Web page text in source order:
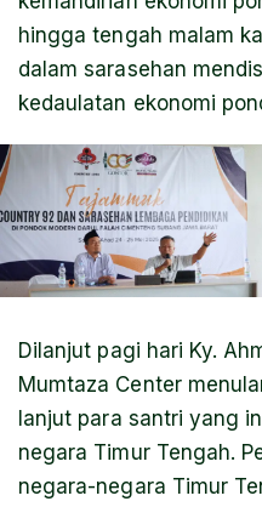
hingga tengah malam
dalam sarasehan
kedaulatan ekonomi
Dilanjut pagi hari Ky.
Mumtaza Center
lanjut para santri yang
negara Timur Tengah.
negara-negara Timur